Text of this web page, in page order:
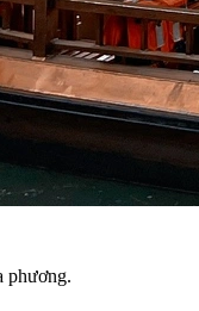
phương.